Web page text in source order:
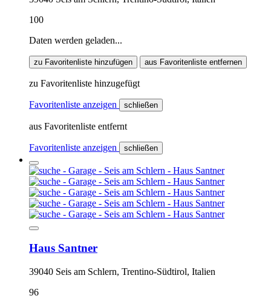
100
Daten werden geladen...
zu Favoritenliste hinzufügen aus Favoritenliste entfernen
zu Favoritenliste hinzugefügt
Favoritenliste anzeigen schließen
aus Favoritenliste entfernt
Favoritenliste anzeigen schließen
Haus Santner
39040 Seis am Schlern, Trentino-Südtirol, Italien
96